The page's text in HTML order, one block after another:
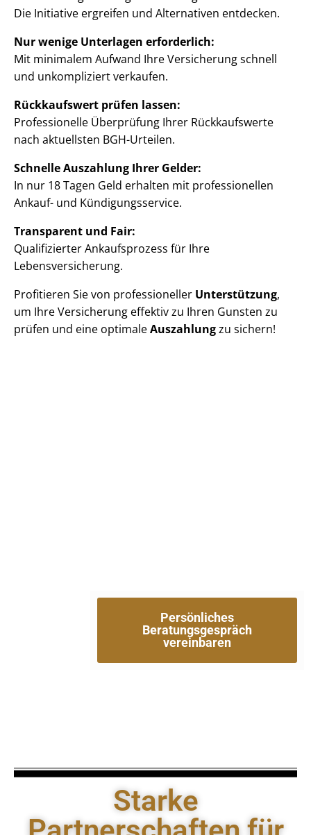
Die Initiative ergreifen und Alternativen entdecken.
Nur wenige Unterlagen erforderlich:
Mit minimalem Aufwand Ihre Versicherung schnell
und unkompliziert verkaufen.
Rückkaufswert prüfen lassen:
Professionelle Überprüfung Ihrer Rückkaufswerte
nach aktuellsten BGH-Urteilen.
Schnelle Auszahlung Ihrer Gelder:
In nur 18 Tagen Geld erhalten mit professionellen
Ankauf- und Kündigungsservice.
Transparent und Fair:
Qualifizierter Ankaufsprozess für Ihre
Lebensversicherung.
Profitieren Sie von professioneller Unterstützung,
um Ihre Versicherung effektiv zu Ihren Gunsten zu
prüfen und eine optimaleAuszahlungzu sichern!
Persönliches
Beratungsgespräch
vereinbaren
Starke